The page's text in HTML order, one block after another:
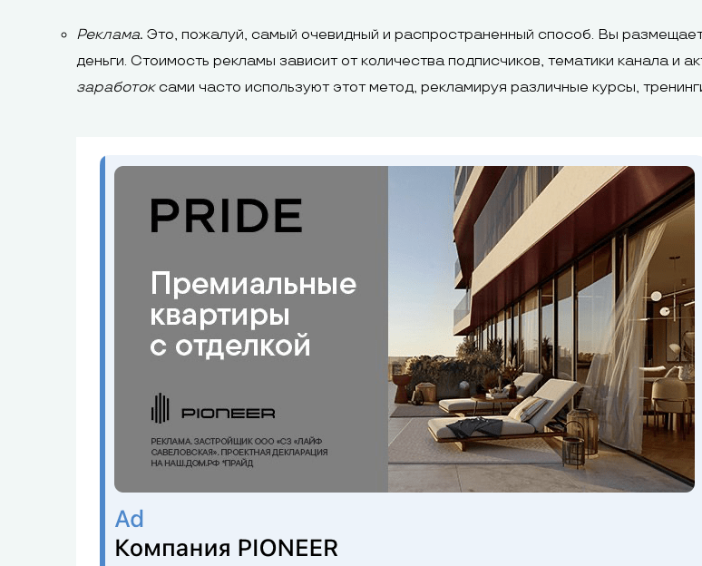
Реклама. Это, пожалуй, самый очевидный и распространенный способ. Вы
деньги. Стоимость рекламы зависит от количества подписчиков, тематики канала и
заработоксами часто используют этот метод, рекламируя различные курсы,